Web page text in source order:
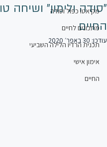
מקיאטו כפול וסודה
מתכונים לחיים
תכנית הרדיו הלילה השביעי
אימון אישי
החיים
"סודה ולימון" ושיחה
החיים
עודכן: 30 באפר׳ 2020